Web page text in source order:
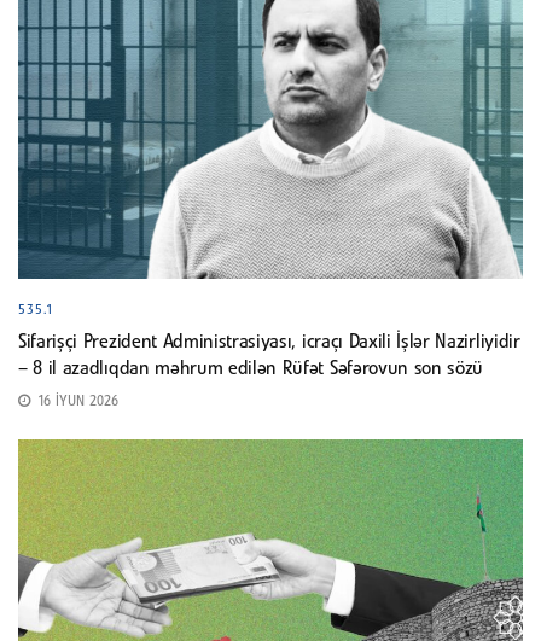
535.1
Sifarişçi Prezident Administrasiyası, icraçı Daxili İşlər Nazirliyidir
– 8 il azadlıqdan məhrum edilən Rüfət Səfərovun son sözü
16 İYUN 2026